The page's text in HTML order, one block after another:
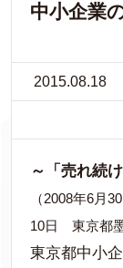
中小企業
2015.08.18
～「売れ続
（2008年6月
10日 東京都墨
東京都中小